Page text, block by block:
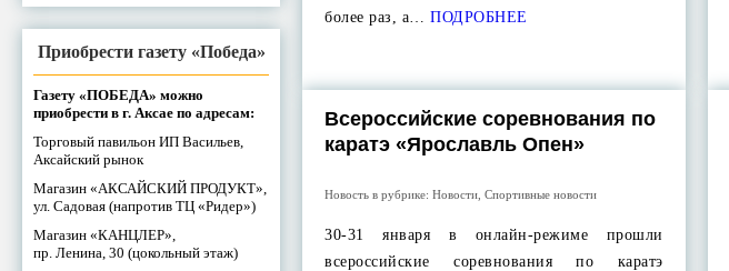
Приобрести газету «Победа»
Газету «ПОБЕДА» можно
приобрести в г. Аксае по адресам:
Торговый павильон ИП Васильев,
Аксайский рынок
Магазин «АКСАЙСКИЙ ПРОДУКТ»,
ул. Садовая (напротив ТЦ «Ридер»)
Магазин «КАНЦЛЕР»,
пр. Ленина, 30 (цокольный этаж)
более раз, а… ПОДРОБНЕЕ
Всероссийские соревнования по
каратэ «Ярославль Опен»
Новость в рубрике:Новости ,Спортивные новости
30-31 января в онлайн-режиме прошли
всероссийские соревнования по каратэ